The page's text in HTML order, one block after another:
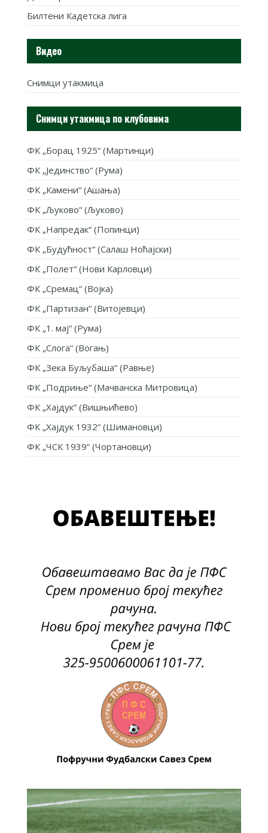
Билтени Кадетска лига
Видео
Снимци утакмица
Снимци утакмица по клубовима
ФК „Борац 1925“ (Мартинци)
ФК „Јединство“ (Рума)
ФК „Камени“ (Ашања)
ФК „Љуково“ (Љуково)
ФК „Напредак“ (Попинци)
ФК „Будућност“ (Салаш Ноћајски)
ФК „Полет“ (Нови Карловци)
ФК „Сремац“ (Војка)
ФК „Партизан“ (Витојевци)
ФК „1. мај“ (Рума)
ФК „Слога“ (Вогањ)
ФК „Зека Буљубаша“ (Равње)
ФК „Подриње“ (Мачванска Митровица)
ФК „Хајдук“ (Вишњићево)
ФК „Хајдук 1932“ (Шимановци)
ФК „ЧСК 1939“ (Чортановци)